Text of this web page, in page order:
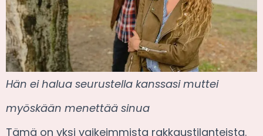
Hän ei halua seurustella kanssasi muttei
myöskään menettää sinua
Tämä on yksi vaikeimmista rakkaustilanteista.